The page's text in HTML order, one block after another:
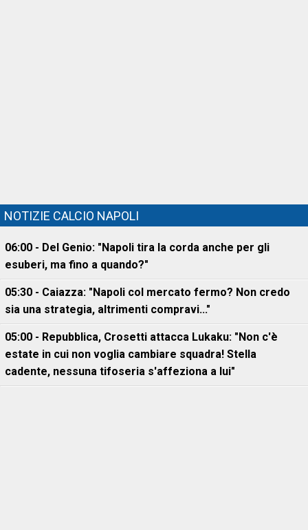
NOTIZIE CALCIO NAPOLI
06:00 - Del Genio: "Napoli tira la corda anche per gli
esuberi, ma fino a quando?"
05:30 - Caiazza: "Napoli col mercato fermo? Non credo
sia una strategia, altrimenti compravi..."
05:00 - Repubblica, Crosetti attacca Lukaku: "Non c'è
estate in cui non voglia cambiare squadra! Stella
cadente, nessuna tifoseria s'affeziona a lui"